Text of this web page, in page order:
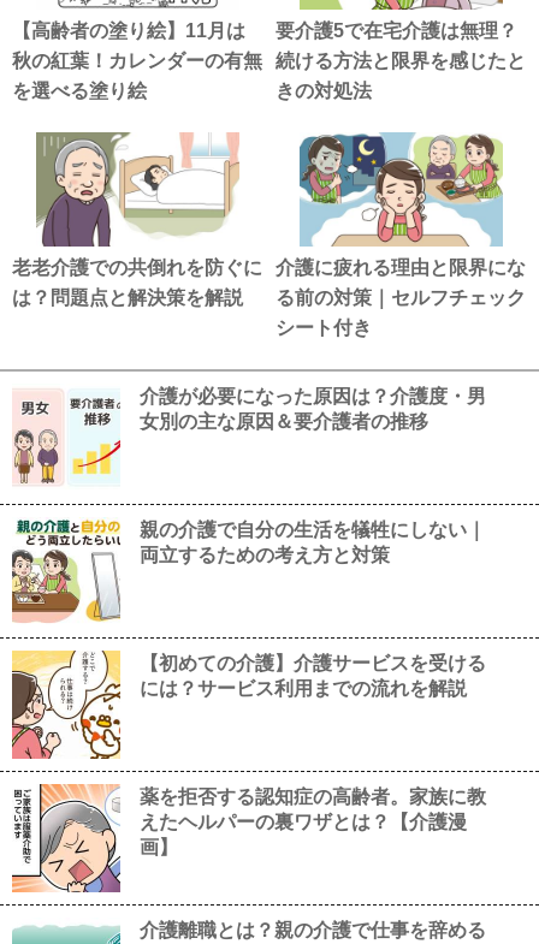
【高齢者の塗り絵】11月は
秋の紅葉！カレンダーの有無
を選べる塗り絵
要介護5で在宅介護は無理？
続ける方法と限界を感じたと
きの対処法
老老介護での共倒れを防ぐに
は？問題点と解決策を解説
介護に疲れる理由と限界にな
る前の対策｜セルフチェック
シート付き
介護が必要になった原因は？介護度・男
女別の主な原因＆要介護者の推移
親の介護で自分の生活を犠牲にしない｜
両立するための考え方と対策
【初めての介護】介護サービスを受ける
には？サービス利用までの流れを解説
薬を拒否する認知症の高齢者。家族に教
えたヘルパーの裏ワザとは？【介護漫
画】
介護離職とは？親の介護で仕事を辞める